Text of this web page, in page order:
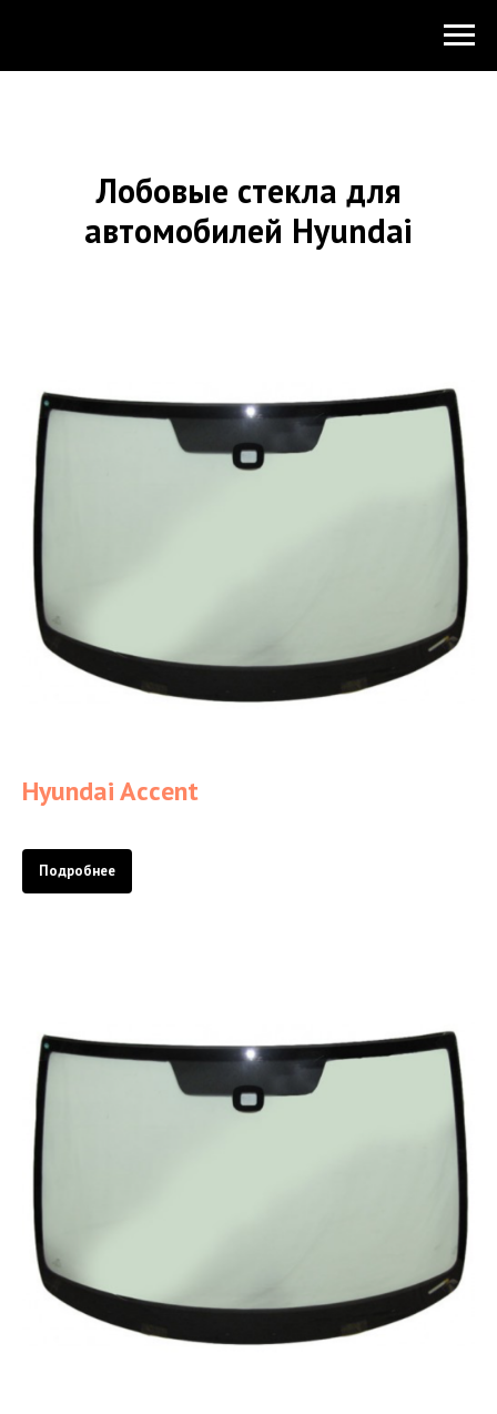
Лобовые стекла для
автомобилей Hyundai
Hyundai Accent
Подробнее